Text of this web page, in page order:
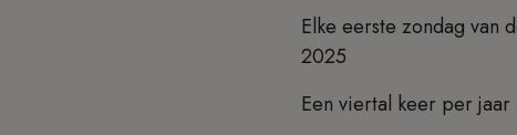
Elke eerste zondag van
2025
Een viertal keer per